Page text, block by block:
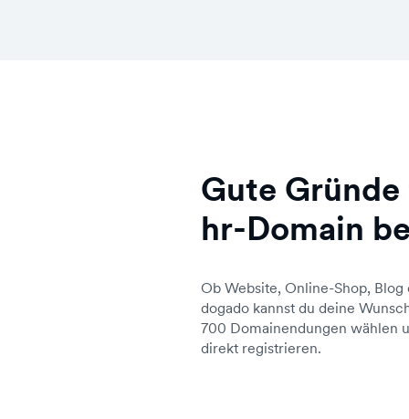
Gute
hr-Domain
Ob Website, Online-Shop,
dogado kannst du deine
700 Domainendungen wählen
direkt registrieren.